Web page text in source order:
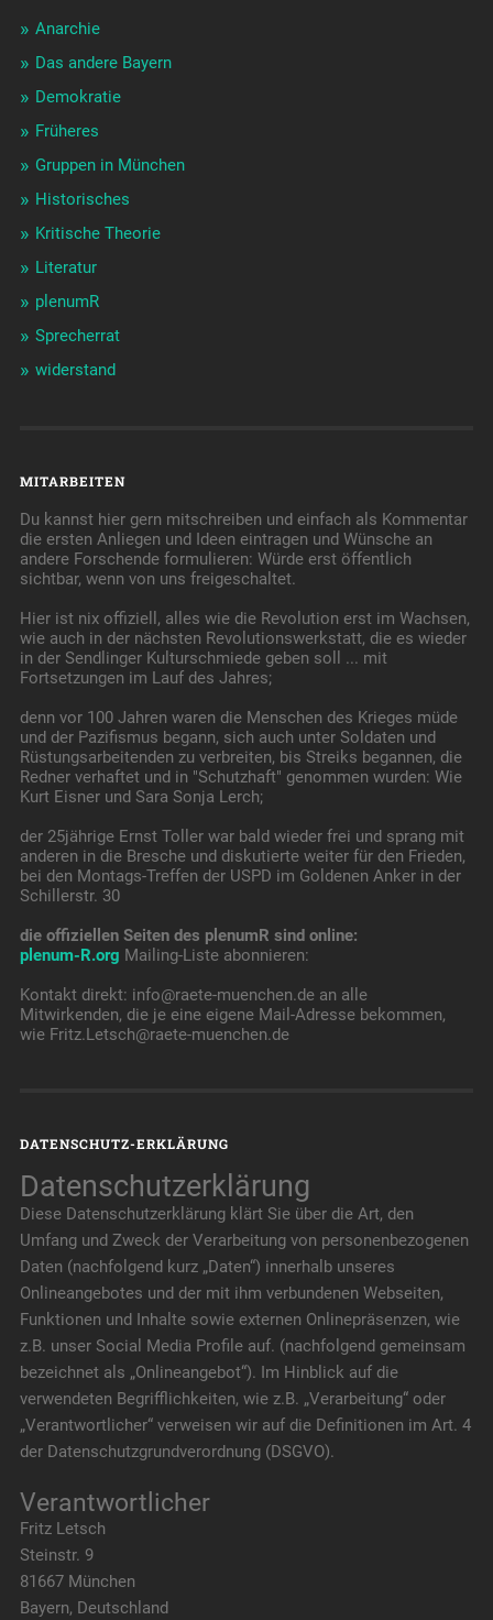
Anarchie
Das andere Bayern
Demokratie
Früheres
Gruppen in München
Historisches
Kritische Theorie
Literatur
plenumR
Sprecherrat
widerstand
MITARBEITEN
Du kannst hier gern mitschreiben und einfach als Kommentar
die ersten Anliegen und Ideen eintragen und Wünsche an
andere Forschende formulieren: Würde erst öffentlich
sichtbar, wenn von uns freigeschaltet.
Hier ist nix offiziell, alles wie die Revolution erst im Wachsen,
wie auch in der nächsten Revolutionswerkstatt, die es wieder
in der Sendlinger Kulturschmiede geben soll ... mit
Fortsetzungen im Lauf des Jahres;
denn vor 100 Jahren waren die Menschen des Krieges müde
und der Pazifismus begann, sich auch unter Soldaten und
Rüstungsarbeitenden zu verbreiten, bis Streiks begannen, die
Redner verhaftet und in "Schutzhaft" genommen wurden: Wie
Kurt Eisner und Sara Sonja Lerch;
der 25jährige Ernst Toller war bald wieder frei und sprang mit
anderen in die Bresche und diskutierte weiter für den Frieden,
bei den Montags-Treffen der USPD im Goldenen Anker in der
Schillerstr. 30
die offiziellen Seiten des plenumR sind online:
plenum-R.org Mailing-Liste abonnieren:
Kontakt direkt: info@raete-muenchen.de an alle
Mitwirkenden, die je eine eigene Mail-Adresse bekommen,
wie Fritz.Letsch@raete-muenchen.de
DATENSCHUTZ-ERKLÄRUNG
Datenschutzerklärung
Diese Datenschutzerklärung klärt Sie über die Art, den
Umfang und Zweck der Verarbeitung von personenbezogenen
Daten (nachfolgend kurz „Daten“) innerhalb unseres
Onlineangebotes und der mit ihm verbundenen Webseiten,
Funktionen und Inhalte sowie externen Onlinepräsenzen, wie
z.B. unser Social Media Profile auf. (nachfolgend gemeinsam
bezeichnet als „Onlineangebot“). Im Hinblick auf die
verwendeten Begrifflichkeiten, wie z.B. „Verarbeitung“ oder
„Verantwortlicher“ verweisen wir auf die Definitionen im Art. 4
der Datenschutzgrundverordnung (DSGVO).
Verantwortlicher
Fritz Letsch
Steinstr. 9
81667 München
Bayern, Deutschland